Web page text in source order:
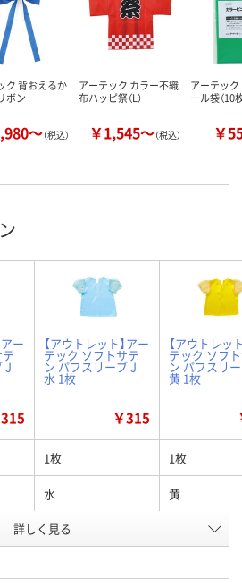
ク 背おえるか
ボン
～（税込）
アーテック カラー不織
布ハッピ祭（L）
￥1,545～（税込）
アーテッ
ール袋（10
￥
ー
J
【アウトレット】アー
テック ソフトサテ
ン パフスリーブ J
水 1枚
【アウトレッ
テック ソフ
ン パフスリ
黄 1枚
￥315
1枚 1枚
水 黄
RU40327 RU40325
詳しく見る